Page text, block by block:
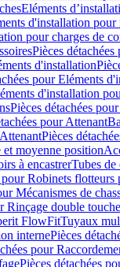
Eléments
d'installation
pour charges de
Pièces
d'installation
pour Eléments
d'installation
Pièces détachées
pour Attenant
AttenantPièces
et moyenne position
à encastrerTubes de
pour Robinets flotteurs
Mécanismes de
Rinçage double touche
FlowFitTuyaux
internePièces
pour
Pièces détachées